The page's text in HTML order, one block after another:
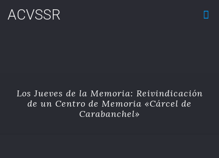
ACVSSR
Los Jueves de la Memoria: Reivindicación
de un Centro de Memoria «Cárcel de
Carabanchel»